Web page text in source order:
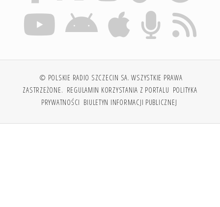
© POLSKIE RADIO SZCZECIN SA. WSZYSTKIE PRAWA
ZASTRZEŻONE. REGULAMIN KORZYSTANIA Z PORTALU POLITYKA
PRYWATNOŚCI BIULETYN INFORMACJI PUBLICZNEJ